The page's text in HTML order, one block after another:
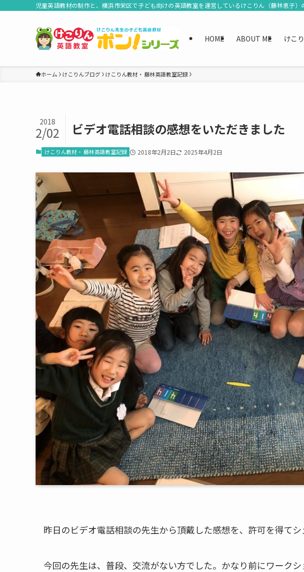
児童英語教材の制作と、横浜市栄区で子ども向けの英語教室を運営しているけこりん（藤林恵子）
HOME ABOUT ME けこ
ホーム けこりんブログ けこりん教材・ 藤林英語教室記録
ビデオ電話相談の感想をいただきました
2018
2/02
けこりん教材・ 藤林英語教室記録 2018年2月2日 2025年4月2日
昨日のビデオ電話相談の先生から頂戴した感想を、許可を得てシ
今回の先生は、普段、交流がない方でした。かなり前にワーク